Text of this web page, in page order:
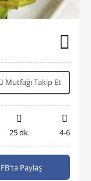
Mutfağı Takip Et
25 dk. 4-6
FB'ta Paylaş